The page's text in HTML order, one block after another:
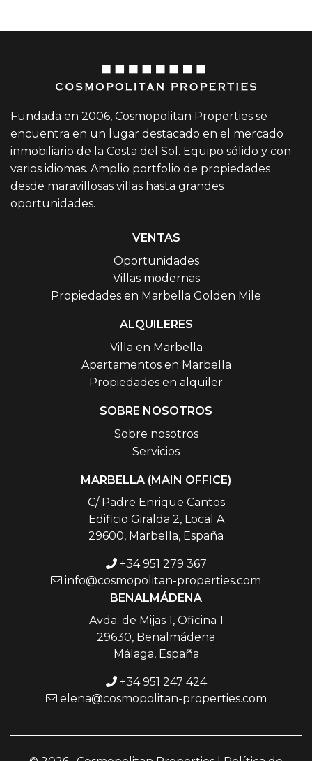
Fundada en 2006, Cosmopolitan Properties se
encuentra en un lugar destacado en el mercado
inmobiliario de la Costa del Sol. Equipo sólido y con
varios idiomas. Amplio portfolio de propiedades
desde maravillosas villas hasta grandes
oportunidades.
VENTAS
Oportunidades
Villas modernas
Propiedades en Marbella Golden Mile
ALQUILERES
Villa en Marbella
Apartamentos en Marbella
Propiedades en alquiler
SOBRE NOSOTROS
Sobre nosotros
Servicios
MARBELLA (MAIN OFFICE)
C/ Padre Enrique Cantos
Edificio Giralda 2, Local A
29600, Marbella, España
+34 951 279 367
info@cosmopolitan-properties.com
BENALMÁDENA
Avda. de Mijas 1, Oficina 1
29630, Benalmádena
Málaga, España
+34 951 247 424
elena@cosmopolitan-properties.com